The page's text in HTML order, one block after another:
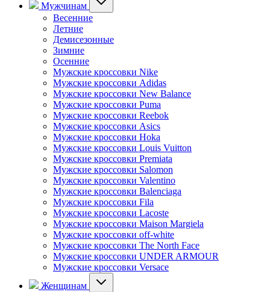
Мужчинам
Весенние
Летние
Демисезонные
Зимние
Осенние
Мужские кроссовки Nike
Мужские кроссовки Adidas
Мужские кроссовки New Balance
Мужские кроссовки Puma
Мужские кроссовки Reebok
Мужские кроссовки Asics
Мужские кроссовки Hoka
Мужские кроссовки Louis Vuitton
Мужские кроссовки Premiata
Мужские кроссовки Salomon
Мужские кроссовки Valentino
Мужские кроссовки Balenciaga
Мужские кроссовки Fila
Мужские кроссовки Lacoste
Мужские кроссовки Maison Margiela
Мужские кроссовки off-white
Мужские кроссовки The North Face
Мужские кроссовки UNDER ARMOUR
Мужские кроссовки Versace
Женщинам